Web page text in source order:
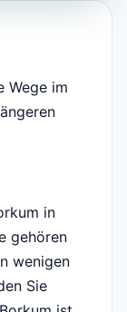
Wege im
in
gehören
wenigen
Sie